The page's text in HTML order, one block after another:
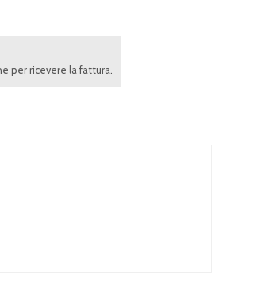
per ricevere la fattura.